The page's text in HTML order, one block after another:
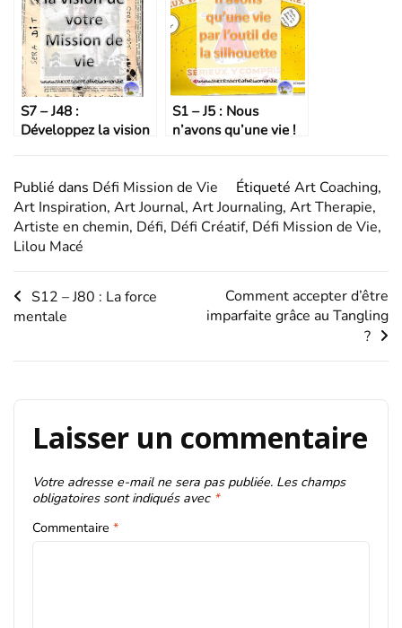
S7 – J48 :
Développez la vision
S1 – J5 : Nous
n’avons qu’une vie !
Publié dans Défi Mission de Vie Étiqueté Art Coaching,
Art Inspiration, Art Journal, Art Journaling, Art Therapie,
Artiste en chemin, Défi, Défi Créatif, Défi Mission de Vie,
Lilou Macé
Navigation
de
S12 – J80 : La force
mentale
Comment accepter d’être
imparfaite grâce au Tangling
?
Laisser un commentaire
Votre adresse e-mail ne sera pas publiée. Les champs
obligatoires sont indiqués avec *
Commentaire *